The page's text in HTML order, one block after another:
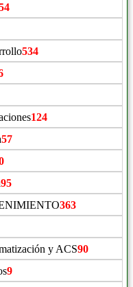
534
124
57
95
363
y ACS90
9